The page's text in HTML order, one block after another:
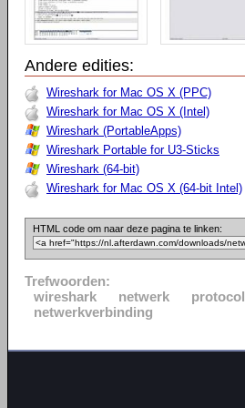
Andere edities:
Wireshark for Mac OS X (PPC)
Wireshark for Mac OS X (Intel)
Wireshark (PortableApps)
Wireshark Portable for U3-Sticks
Wireshark (64-bit)
Wireshark for Mac OS X (64-bit Intel)
HTML code om naar deze pagina te linken:
Trefwoorden:
wireshark
netwerk protocol
netwerkverbinding